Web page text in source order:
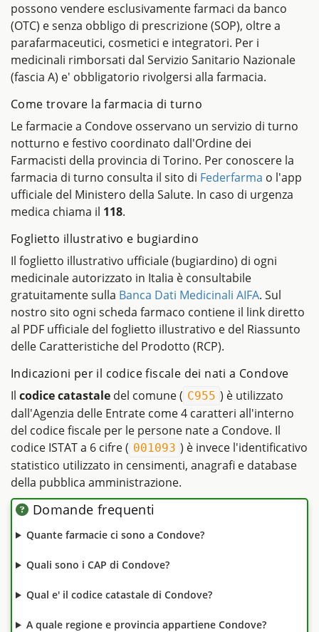
possono vendere esclusivamente farmaci da banco
(OTC) e senza obbligo di prescrizione (SOP), oltre a
parafarmaceutici, cosmetici e integratori. Per i
medicinali rimborsati dal Servizio Sanitario Nazionale
(fascia A) e' obbligatorio rivolgersi alla farmacia.
Come trovare la farmacia di turno
Le farmacie a Condove osservano un servizio di turno
notturno e festivo coordinato dall'Ordine dei
Farmacisti della provincia di Torino. Per conoscere la
farmacia di turno consulta il sito di Federfarma o l'app
ufficiale del Ministero della Salute. In caso di urgenza
medica chiama il 118.
Foglietto illustrativo e bugiardino
Il foglietto illustrativo ufficiale (bugiardino) di ogni
medicinale autorizzato in Italia è consultabile
gratuitamente sulla Banca Dati Medicinali AIFA. Sul
nostro sito ogni scheda farmaco contiene il link diretto
al PDF ufficiale del foglietto illustrativo e del Riassunto
delle Caratteristiche del Prodotto (RCP).
Indicazioni per il codice fiscale dei nati a Condove
Il codice catastale del comune ( C955 ) è utilizzato
dall'Agenzia delle Entrate come 4 caratteri all'interno
del codice fiscale per le persone nate a Condove. Il
codice ISTAT a 6 cifre ( 001093 ) è invece l'identificativo
statistico utilizzato in censimenti, anagrafi e database
della pubblica amministrazione.
Domande frequenti
Quante farmacie ci sono a Condove?
Quali sono i CAP di Condove?
Qual e' il codice catastale di Condove?
A quale regione e provincia appartiene Condove?